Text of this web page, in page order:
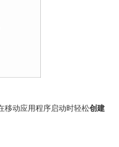
移动应用程序启动时轻松创建